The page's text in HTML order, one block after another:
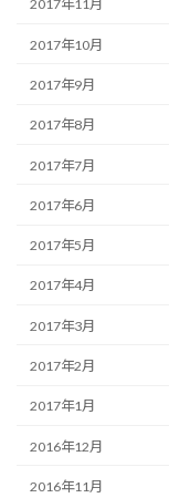
2017年11月
2017年10月
2017年9月
2017年8月
2017年7月
2017年6月
2017年5月
2017年4月
2017年3月
2017年2月
2017年1月
2016年12月
2016年11月